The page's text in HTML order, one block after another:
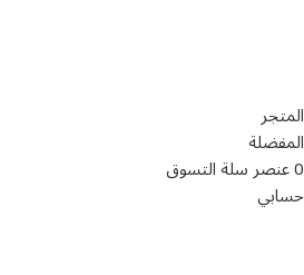
المتجر
المفضلة
0عنصرسلة التسوق
حسابي